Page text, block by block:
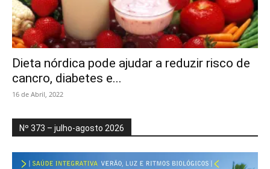
Dieta nórdica pode ajudar a reduzir risco de
cancro, diabetes e...
16 de Abril, 2022
Nº 373 – julho-agosto 2026